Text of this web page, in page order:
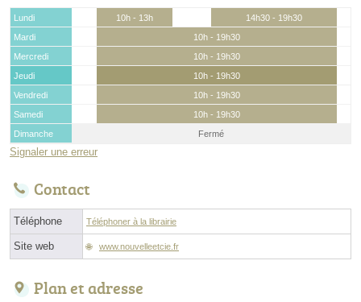
Lundi 10h - 13h
14h30 - 19h30
Mardi
10h - 19h30
Mercredi
10h - 19h30
Jeudi
10h - 19h30
Vendredi
10h - 19h30
Samedi
10h - 19h30
Dimanche
Fermé
Signaler une erreur
Contact
Téléphone Téléphoner à la librairie
Site web www.nouvelleetcie.fr
Plan et adresse